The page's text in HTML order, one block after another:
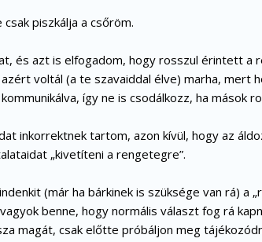
piszkálja a csőröm.
és azt is elfogadom, hogy rosszul érintett a
voltál (a te szavaiddal élve) marha, mert
így ne is csodálkozz, ha mások
inkorrektnek tartom, azon kívül, hogy az
„kivetíteni a rengetegre”.
(már ha bárkinek is szüksége van rá) a
benne, hogy normális választ fog rá
magát, csak előtte próbáljon meg